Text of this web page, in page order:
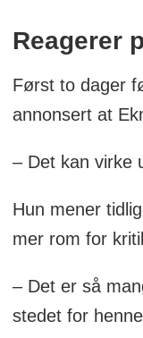
Reagerer
Først to dager
annonsert at
– Det kan virke
Hun mener
mer rom for
– Det er så
stedet for